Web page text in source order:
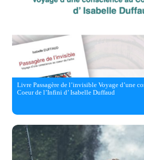
Livre Passagère de l’invisible Voyage d’une
Coeur de l’Infini d’ Isabelle Duffaud